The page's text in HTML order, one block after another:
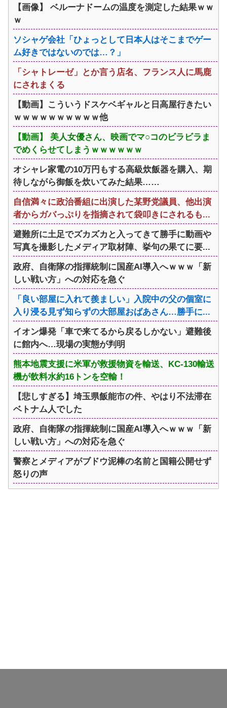
【画像】 ベルーナドームの温度を測定した結果ｗｗ
ｗ
ソシャゲ会社「ひょっとして日本人はそこまでゲー
ム好きではないのでは…？」
「シャトレーゼ」とか言う店名、フランス人に馬鹿
にされまくる
【動画】こういうドスケベギャルと日高屋行きたい
ｗｗｗｗｗｗｗｗｗｗ他
【動画】 美人女優さん、映画でマ○コのビラビラま
でめくらせてしまうｗｗｗｗｗｗ
オシャレ家電の10万円もする高級炊飯器を購入、期
待しながら御飯を炊いてみた結果……
自信満々に政治番組に出演した某野党議員、他出演
者からガバっぷりを指摘されて袋叩きにされるも...
避難所に土足でズカズカと入ってきて勝手に動画や
写真を撮影したメディア取材陣、挙句の果てに要...
政府、自衛隊の指揮統制に国産AI導入へｗｗｗ「新
しい戦い方」への対応を急ぐ
「良い部屋に入れて羨ましい」入院中の父の個室に
入り浸る見ず知らずの大部屋おばあさん…勝手に...
イオン爆発「車で来てるから戻るしかない」避難後
に館内へ…現場の実態が判明
熊本地震支援に米軍が救援物資を輸送、KC-130輸送
機が飲料水約16トンを空輸！
【悲しすぎる】埼玉県飯能市の件、やはり不法滞在
ベトナム人でした
政府、自衛隊の指揮統制に国産AI導入へｗｗｗ「新
しい戦い方」への対応を急ぐ
警察とメディアがブドウ泥棒の名前と国籍公開せず
怒りの声